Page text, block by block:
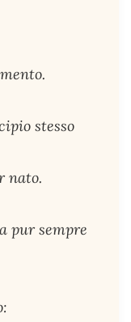
stesso
nato.
pur sempre